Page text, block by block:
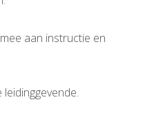
aan instructie en